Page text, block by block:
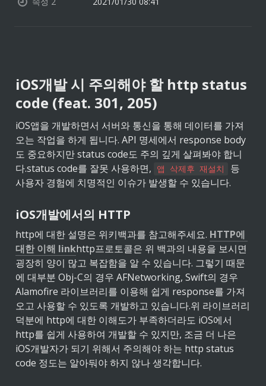
iOS개발 시 주의해야 할 http status
code (feat. 301, 205)
iOS앱을 개발하면서 서버와 통신을 통해 데이터를 가져
오는 작업을 하게 됩니다. API 명세에서 response body
도 중요하지만 status code도 주의 깊게 살펴봐야 합니
다.status code를 잘못 사용하면, 앱 삭제후 재설치
등
사용자 경험에 치명적인 이슈가 발생할 수 있습니다.
iOS개발에서의 HTTP
http에 대한 설명은 위키백과를 참고해주세요. HTTP에
대한 이해 linkhttp프로토콜은 위 백과의 내용을 보시면
굉장히 양이 많고 복잡함을 알 수 있습니다. 그렇기 때문
에 대부분 Obj-C의 경우 AFNetworking, Swift의 경우
Alamofire 라이브러리를 이용해 쉽게 response를 가져
오고 사용할 수 있도록 개발하고 있습니다.위 라이브러리
덕분에 http에 대한 이해도가 부족하더라도 iOS에서
http를 쉽게 사용하여 개발할 수 있지만, 조금 더 나은
iOS개발자가 되기 위해서 주의해야 하는 http status
code 정도는 알아둬야 하지 않나 생각합니다.